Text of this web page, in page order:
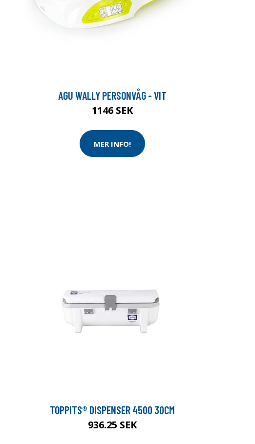
AGU WALLY PERSONVÅG - VIT
1146 SEK
MER INFO!
TOPPITS® DISPENSER 4500 30CM
936.25 SEK